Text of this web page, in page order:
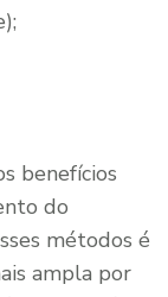
benefícios
do
métodos é
ampla por